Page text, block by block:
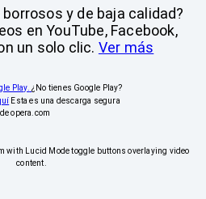
y de baja calidad?
en YouTube, Facebook,
un solo clic. Ver más
¿No tienes Google Play?
Esta es una descarga segura
de opera.com